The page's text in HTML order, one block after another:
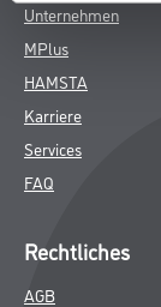
Unternehmen
MPlus
HAMSTA
Karriere
Services
FAQ
Rechtliches
AGB